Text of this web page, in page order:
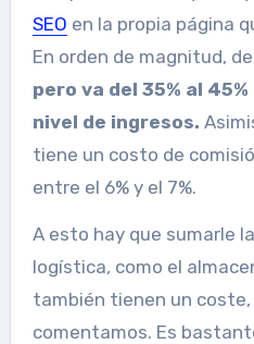
SEO en la propia página
En orden de magnitud,
pero va del 35% al
nivel de ingresos.
tiene un costo de
entre el 6% y el 7%.
A esto hay que sumarle
logística, como el
también tienen un
comentamos. Es